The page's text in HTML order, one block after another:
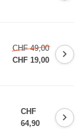
CHF 49,00
CHF 19,00
CHF
64,90